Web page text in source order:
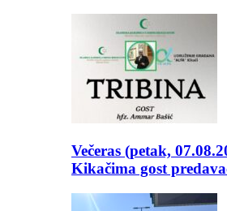
Večeras (petak,
Kikačima gost